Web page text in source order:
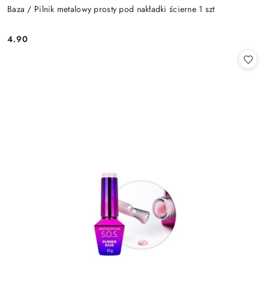
Baza / Pilnik metalowy prosty pod nakładki ścierne 1 szt
Cena:
4.90